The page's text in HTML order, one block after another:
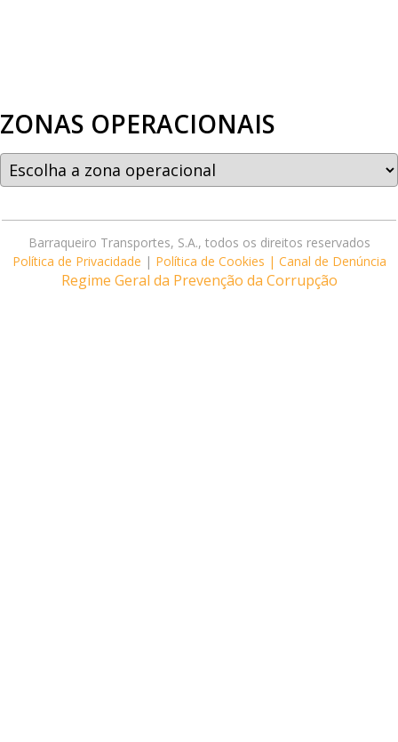
ZONAS OPERACIONAIS
Barraqueiro Transportes, S.A., todos os direitos reservados
Política de Privacidade | Política de Cookies | Canal de Denúncia
Regime Geral da Prevenção da Corrupção